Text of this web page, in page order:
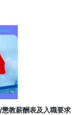
教薪酬表及入職要求